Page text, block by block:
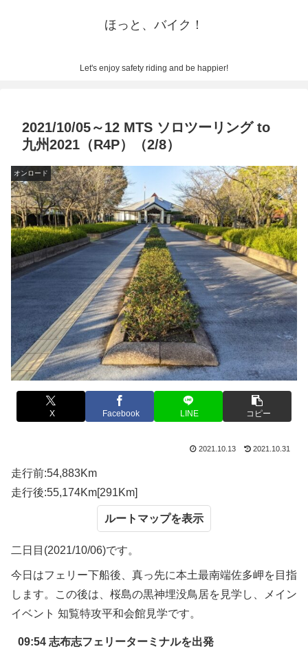
ほっと、バイク！
Let's enjoy safety riding and be happier!
2021/10/05～12 MTS ソロツーリング to
九州2021（R4P）（2/8）
オンロード
X Facebook LINE コピー
2021.10.13 2021.10.31
走行前:54,883Km
走行後:55,174Km[291Km]
ルートマップ
二日目(2021/10/06)です。
今日はフェリー下船後、真っ先に本土最南端佐多岬を目指
します。この後は、桜島の黒神埋没鳥居を見学し、メイン
イベント 知覧特攻平和会館見学です。
09:54 志布志フェリーターミナルを出発